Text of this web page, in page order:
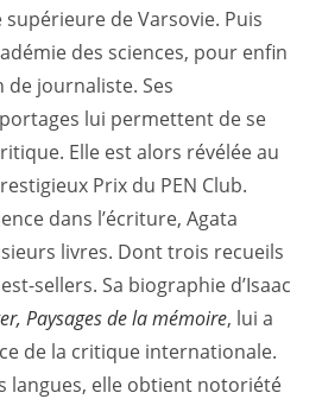
supérieure de Varsovie. Puis
des sciences, pour enfin
journaliste. Ses
lui permettent de se
Elle est alors révélée au
Prix du PEN Club.
dans l’écriture, Agata
livres. Dont trois recueils
sellers. Sa biographie d’Isaac
Paysages de la mémoire, lui a
de la critique internationale.
langues, elle obtient notoriété